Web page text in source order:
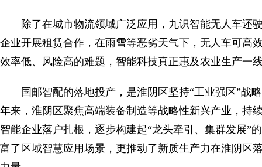
除了在城市物流领域广泛应用，九识智能无人车还
企业开展租赁合作，在雨雪等恶劣天气下，无人车可高
效率低、风险高的难题，智能科技真正惠及农业生产一
国邮智配的落地投产，是淮阴区坚持“工业强区”战
年来，淮阴区聚焦高端装备制造等战略性新兴产业，持
智能企业落户扎根，逐步构建起“龙头牵引、集群发展”
富了区域智慧应用场景，更推动了新质生产力在淮阴区